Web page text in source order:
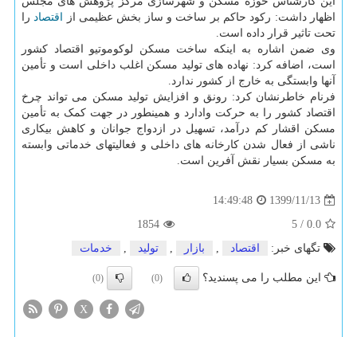
اظهار داشت: رکود حاکم بر ساخت و ساز بخش عظیمی از اقتصاد را
تحت تاثیر قرار داده است.
وی ضمن اشاره به اینکه ساخت مسکن لوکوموتیو اقتصاد کشور
است، اضافه کرد: نهاده های تولید مسکن اغلب داخلی است و تأمین
آنها وابستگی به خارج از کشور ندارد.
فرنام خاطرنشان کرد: رونق و افزایش تولید مسکن می تواند چرخ
اقتصاد کشور را به حرکت وادارد و همینطور در جهت کمک به تأمین
مسکن اقشار کم درآمد، تسهیل در ازدواج جوانان و کاهش بیکاری
ناشی از فعال شدن کارخانه های داخلی و فعالیتهای خدماتی وابسته
به مسکن بسیار نقش آفرین است.
1399/11/13
14:49:48
0.0
/
5
1854
تگهای خبر:
اقتصاد , بازار , تولید , خدمات
این مطلب را می پسندید؟ (0)
(0)
X